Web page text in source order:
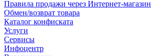
Правила продажи через Интернет-магазин
Обмен/возврат товара
Каталог конфиската
Услуги
Сервисы
Инфоцентр